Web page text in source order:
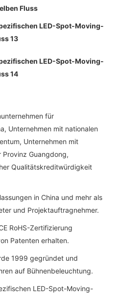
Fluss
für
Unternehmen mit nationalen
Unternehmen mit
Provinz Guangdong,
Qualitätskreditwürdigkeit
in China und mehr als
und Projektauftragnehmer.
RoHS-Zertifizierung
Patenten erhalten.
1999 gegründet und
auf Bühnenbeleuchtung.